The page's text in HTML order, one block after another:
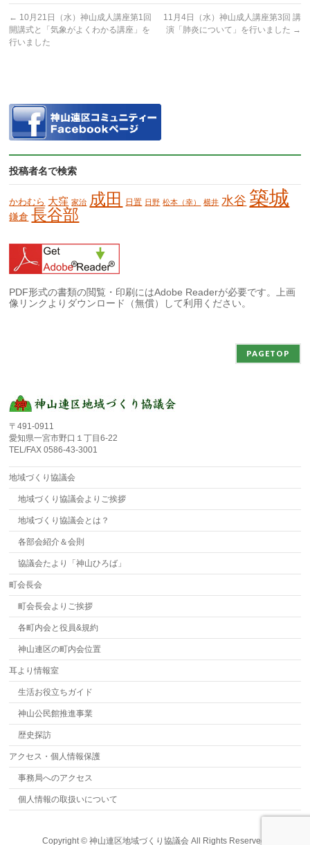
← 10月21日（水）神山成人講座第1回
開講式と「気象がよくわかる講座」を
行いました
11月4日（水）神山成人講座第3回 講
演「肺炎について」を行いました →
投稿者名で検索
かわむら 大窪 家治 成田 日置 日野 松本（幸） 横井 水谷 築城
鎌倉 長谷部
PDF形式の書類の閲覧・印刷にはAdobe Readerが必要です。上画
像リンクよりダウンロード（無償）して利用ください。
PAGETOP
〒491-0911
愛知県一宮市野口１丁目6-22
TEL/FAX 0586-43-3001
地域づくり協議会
地域づくり協議会よりご挨拶
地域づくり協議会とは？
各部会紹介＆会則
協議会たより「神山ひろば」
町会長会
町会長会よりご挨拶
各町内会と役員&規約
神山連区の町内会位置
耳より情報室
生活お役立ちガイド
神山公民館推進事業
歴史探訪
アクセス・個人情報保護
事務局へのアクセス
個人情報の取扱いについて
Copyright © 神山連区地域づくり協議会All Rights Reserved.